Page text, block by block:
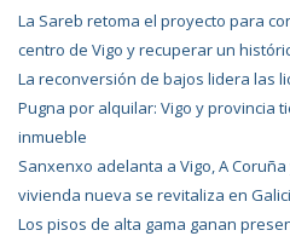
La Sareb retoma el proyecto para
centro de Vigo y recuperar un
La reconversión de bajos lidera las
Pugna por alquilar: Vigo y provincia
inmueble
Sanxenxo adelanta a Vigo, A
vivienda nueva se revitaliza en
Los pisos de alta gama ganan